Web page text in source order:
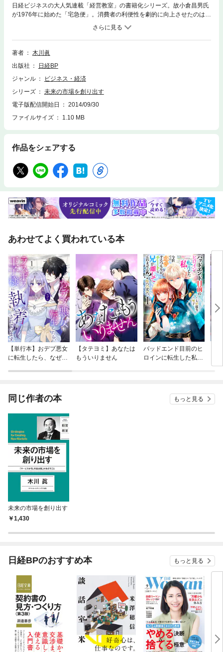
日経ビジネスの大人気連載「経営教室」の書籍化シリーズ。故小倉昌男氏
が1976年に始めた「宅急便」。消費者の利便性を劇的に向上させたのはも
ちろんのこと、 通販業界など新たな産業を生み落とす原動力になるなど産
業史に残るイノベーションだったと言える。 なぜヤマト運輸と小倉氏は宅
急便という新市場を作り上げることができたのか――。 未来の市場を作り
出す秘訣を木川眞社長が指南する。
著者
木川眞
出版社
日経BP
ジャンル
ビジネス・経済
シリーズ
未来の市場を創り出す
電子版配信開始日
2014/09/30
ファイルサイズ
1.10 MB
作品をシェアする
あわせてよく買われている本
【単行本】おデブ悪女
に転生したら、なぜか
【タテヨミ】あなたは
もういりません
バッドエンド目前のヒ
ロインに転生した私、
同じ作者の本 もっと見る
未来の市場を創り出す
1,430
日経BPのおすすめ本 もっと見る